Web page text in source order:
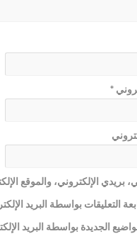
*
الإلكتروني، والموقع
التعليقات بواسطة البريد
الجديدة بواسطة البريد